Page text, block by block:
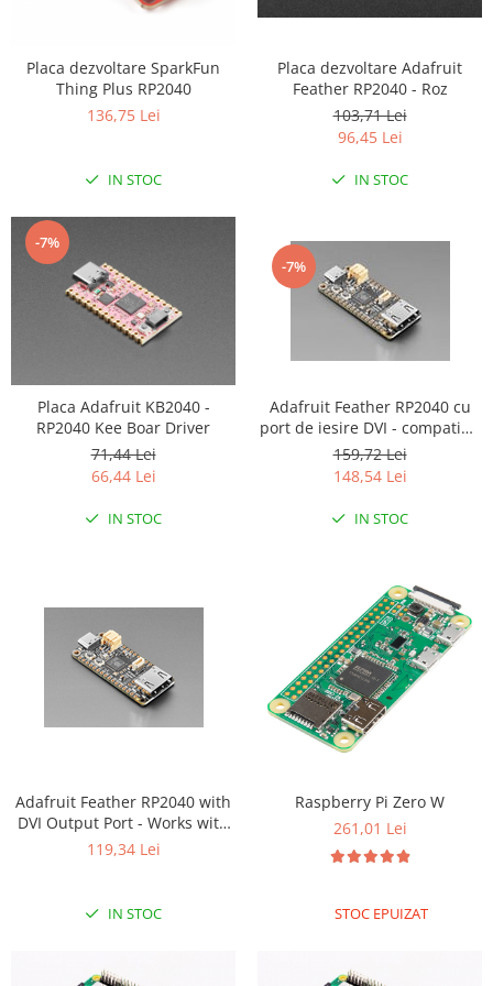
Adaptoare si convertoare
Convertor nivel logic
Convertor USB la serial
Datalogger
Multiplexor
Radio
Accesorii
Breadboard
Conectori
Cutii
Butoane, Tastaturi
Placa dezvoltare SparkFun
Thing Plus RP2040
136,75 Lei
IN STOC
Placa dezvoltare Adafruit
Feather RP2040 - Roz
103,71 Lei
96,45 Lei
IN STOC
-7%
Placa Adafruit KB2040 -
RP2040 Kee Boar Driver
71,44 Lei
66,44 Lei
IN STOC
-7%
Adafruit Feather RP2040 cu
port de iesire DVI - compatibil
cu HDMI
159,72 Lei
148,54 Lei
IN STOC
Adafruit Feather RP2040 with
DVI Output Port - Works with
HDMI
119,34 Lei
IN STOC
Raspberry Pi Zero W
261,01 Lei
STOC EPUIZAT